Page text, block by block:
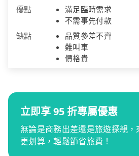
優點
滿足臨時需求
不需事先付款
缺點
品質參差不齊
難叫車
價格貴
立即享 95 折專屬優惠
無論是商務出差還是旅遊探親
更划算，輕鬆節省旅費！